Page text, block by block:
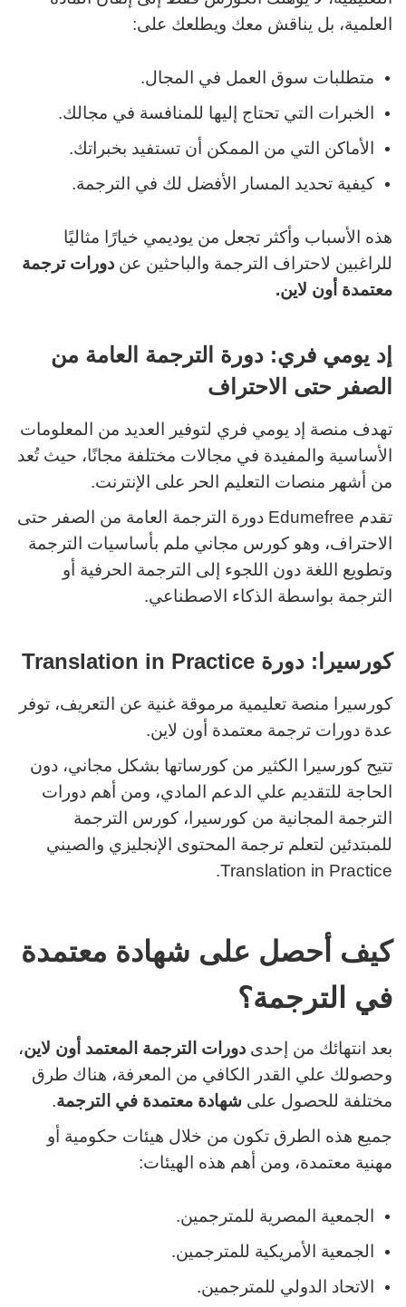
العلمية، بل يناقش معك ويطلعك على:
متطلبات سوق العمل في المجال.
الخبرات التي تحتاج إليها للمنافسة في مجالك.
الأماكن التي من الممكن أن تستفيد بخبراتك.
كيفية تحديد المسار الأفضل لك في الترجمة.
هذه الأسباب وأكثر تجعل من يوديمي خيارًا مثاليًا
للراغبين لاحتراف الترجمة والباحثين عن دورات ترجمة
معتمدة أون لاين.
إد يومي فري: دورة الترجمة العامة من
الصفر حتى الاحتراف
تهدف منصة إد يومي فري لتوفير العديد من المعلومات
الأساسية والمفيدة في مجالات مختلفة مجانًا، حيث تُعد
من أشهر منصات التعليم الحر على الإنترنت.
تقدم Edumefree دورة الترجمة العامة من الصفر حتى
الاحتراف، وهو كورس مجاني ملم بأساسيات الترجمة
وتطويع اللغة دون اللجوء إلى الترجمة الحرفية أو
الترجمة بواسطة الذكاء الاصطناعي.
كورسيرا: دورة Translation in Practice
كورسيرا منصة تعليمية مرموقة غنية عن التعريف، توفر
عدة دورات ترجمة معتمدة أون لاين.
تتيح كورسيرا الكثير من كورساتها بشكل مجاني، دون
الحاجة للتقديم علي الدعم المادي، ومن أهم دورات
الترجمة المجانية من كورسيرا، كورس الترجمة
للمبتدئين لتعلم ترجمة المحتوى الإنجليزي والصيني
Translation in Practice.
كيف أحصل على شهادة معتمدة
في الترجمة؟
بعد انتهائك من إحدى دورات الترجمة المعتمد أون لاين،
وحصولك علي القدر الكافي من المعرفة، هناك طرق
مختلفة للحصول على شهادة معتمدة في الترجمة.
جميع هذه الطرق تكون من خلال هيئات حكومية أو
مهنية معتمدة، ومن أهم هذه الهيئات:
الجمعية المصرية للمترجمين.
الجمعية الأمريكية للمترجمين.
الاتحاد الدولي للمترجمين.